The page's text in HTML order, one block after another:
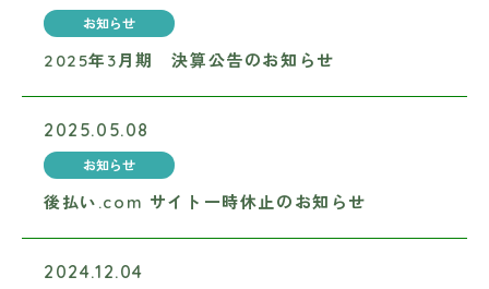
お知らせ
2025年3月期 決算公告のお知らせ
2025.05.08
お知らせ
後払い.com サイト一時休止のお知らせ
2024.12.04